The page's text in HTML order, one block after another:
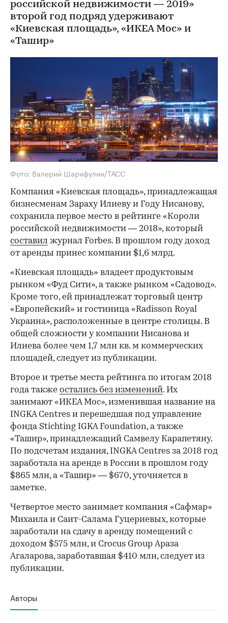
российской недвижимости — 2019»
второй год подряд удерживают
«Киевская площадь», «ИКЕА Мос» и
«Ташир»
Фото: Валерий Шарифулин/ТАСС
Компания «Киевская площадь», принадлежащая
бизнесменам Зараху Илиеву и Году Нисанову,
сохранила первое место в рейтинге «Короли
российской недвижимости — 2018», который
составил журнал Forbes. В прошлом году доход
от аренды принес компании $1,6 млрд.
«Киевская площадь» владеет продуктовым
рынком «Фуд Сити», а также рынком «Садовод».
Кроме того, ей принадлежат торговый центр
«Европейский» и гостиница «Radisson Royal
Украина», расположенные в центре столицы. В
общей сложности у компании Нисанова и
Илиева более чем 1,7 млн кв. м коммерческих
площадей, следует из публикации.
Второе и третье места рейтинга по итогам 2018
года также остались без изменений. Их
занимают «ИКЕА Мос», изменившая название на
INGKA Centres и перешедшая под управление
фонда Stichting IGKA Foundation, а также
«Ташир», принадлежащий Самвелу Карапетяну.
По подсчетам издания, INGKA Centres за 2018 год
заработала на аренде в России в прошлом году
$865 млн, а «Ташир» — $670, уточняется в
заметке.
Четвертое место занимает компания «Сафмар»
Михаила и Саит-Салама Гуцериевых, которые
заработали на сдачу в аренду помещений с
доходом $575 млн, и Crocus Group Араза
Агаларова, заработавшая $410 млн, следует из
публикации.
Авторы